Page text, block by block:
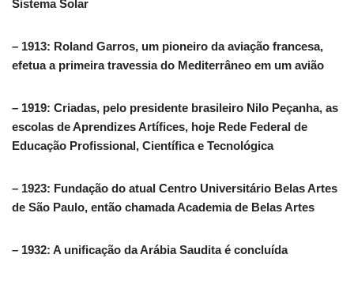
Sistema Solar
– 1913: Roland Garros, um pioneiro da aviação francesa,
efetua a primeira travessia do Mediterrâneo em um avião
– 1919: Criadas, pelo presidente brasileiro Nilo Peçanha, as
escolas de Aprendizes Artífices, hoje Rede Federal de
Educação Profissional, Científica e Tecnológica
– 1923: Fundação do atual Centro Universitário Belas Artes
de São Paulo, então chamada Academia de Belas Artes
– 1932: A unificação da Arábia Saudita é concluída